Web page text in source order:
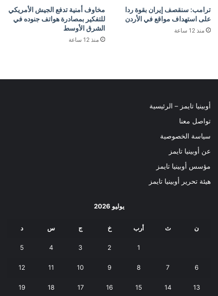
ترامب: سنقصف إيران بقوة ردا
على استهداف مواقع في الأردن
منذ 12 ساعة
مخاوف أمنية تدفع الجيش الأمريكي
للتفكير بمصادرة هواتف جنوده في
الشرق الأوسط
منذ 12 ساعة
أوبينيا تايمز – الرئيسية
تواصل معنا
سياسة الخصوصية
عن أوبينيا تايمز
مؤسس أوبينيا تايمز
هيئة تحرير أوبينيا تايمز
يوليو 2026
ن ث أرب خ ج س د
1
2
3
4
5
6
7
8
9
10
11
12
13
14
15
16
17
18
19